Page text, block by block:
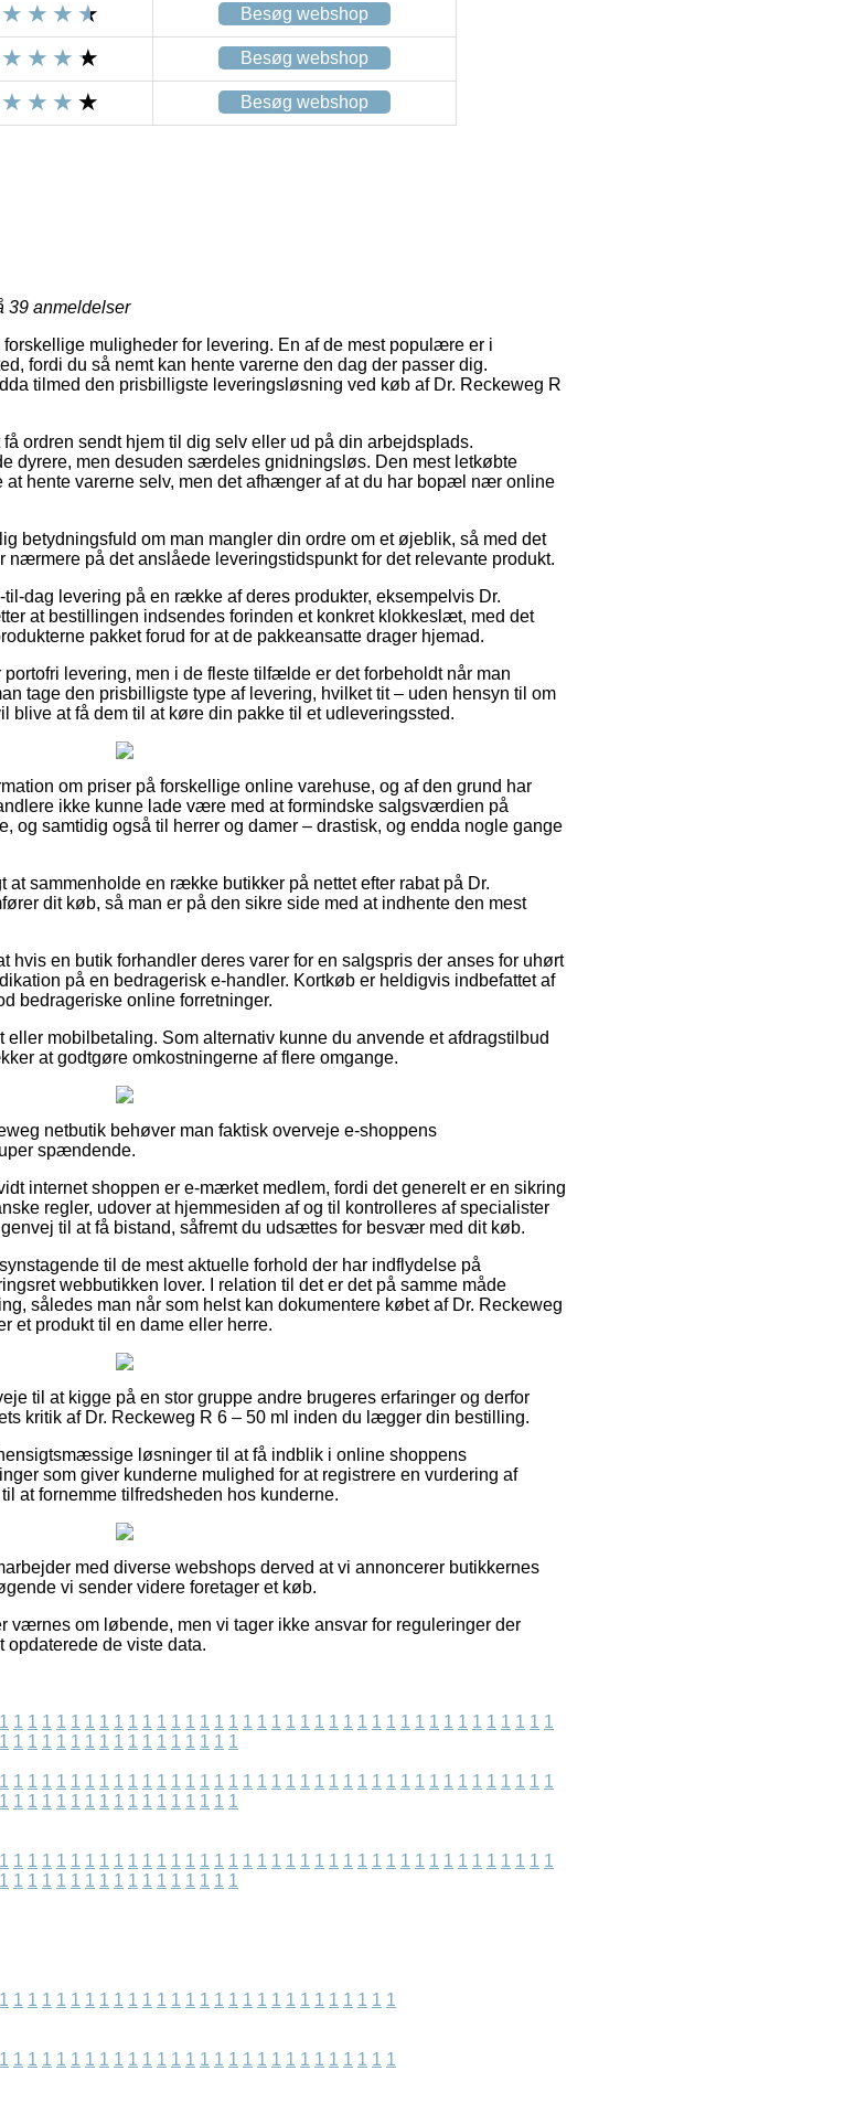
Besøg webshop
Besøg webshop
Besøg webshop
39 anmeldelser
muligheder for levering. En af de mest populære er i
fordi du så nemt kan hente varerne den dag der passer dig.
tilmed den prisbilligste leveringsløsning ved køb af Dr. Reckeweg R
ordren sendt hjem til dig selv eller ud på din arbejdsplads.
dyrere, men desuden særdeles gnidningsløs. Den mest letkøbte
hente varerne selv, men det afhænger af at du har bopæl nær online
betydningsfuld om man mangler din ordre om et øjeblik, så med det
nærmere på det anslåede leveringstidspunkt for det relevante produkt.
dag levering på en række af deres produkter, eksempelvis Dr.
at bestillingen indsendes forinden et konkret klokkeslæt, med det
pakket forud for at de pakkeansatte drager hjemad.
levering, men i de fleste tilfælde er det forbeholdt når man
tage den prisbilligste type af levering, hvilket tit – uden hensyn til om
at få dem til at køre din pakke til et udleveringssted.
om priser på forskellige online varehuse, og af den grund har
ikke kunne lade være med at formindske salgsværdien på
og samtidig også til herrer og damer – drastisk, og endda nogle gange
sammenholde en række butikker på nettet efter rabat på Dr.
dit køb, så man er på den sikre side med at indhente den mest
en butik forhandler deres varer for en salgspris der anses for uhørt
på en bedragerisk e-handler. Kortkøb er heldigvis indbefattet af
bedrageriske online forretninger.
mobilbetaling. Som alternativ kunne du anvende et afdragstilbud
at godtgøre omkostningerne af flere omgange.
netbutik behøver man faktisk overveje e-shoppens
spændende.
internet shoppen er e-mærket medlem, fordi det generelt er en sikring
regler, udover at hjemmesiden af og til kontrolleres af specialister
til at få bistand, såfremt du udsættes for besvær med dit køb.
til de mest aktuelle forhold der har indflydelse på
webbutikken lover. I relation til det er det på samme måde
således man når som helst kan dokumentere købet af Dr. Reckeweg
et produkt til en dame eller herre.
til at kigge på en stor gruppe andre brugeres erfaringer og derfor
kritik af Dr. Reckeweg R 6 – 50 ml inden du lægger din bestilling.
løsninger til at få indblik i online shoppens
som giver kunderne mulighed for at registrere en vurdering af
at fornemme tilfredsheden hos kunderne.
med diverse webshops derved at vi annoncerer butikkernes
vi sender videre foretager et køb.
værnes om løbende, men vi tager ikke ansvar for reguleringer der
de viste data.
1 1 1 1 1 1 1 1 1 1 1 1 1 1 1 1 1 1 1 1 1 1 1 1 1 1 1 1 1 1 1 1 1 1 1 1 1 1 1
1 1 1 1 1 1 1 1 1 1 1 1 1 1 1 1 1
1 1 1 1 1 1 1 1 1 1 1 1 1 1 1 1 1 1 1 1 1 1 1 1 1 1 1 1 1 1 1 1 1 1 1 1 1 1 1
1 1 1 1 1 1 1 1 1 1 1 1 1 1 1 1 1
1 1 1 1 1 1 1 1 1 1 1 1 1 1 1 1 1 1 1 1 1 1 1 1 1 1 1 1 1 1 1 1 1 1 1 1 1 1 1
1 1 1 1 1 1 1 1 1 1 1 1 1 1 1 1 1
1 1 1 1 1 1 1 1 1 1 1 1 1 1 1 1 1 1 1 1 1 1 1 1 1 1 1 1
1 1 1 1 1 1 1 1 1 1 1 1 1 1 1 1 1 1 1 1 1 1 1 1 1 1 1 1